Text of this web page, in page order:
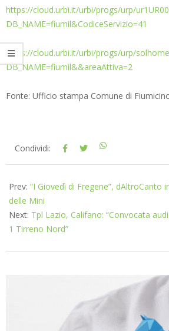
https://cloud.urbi.it/urbi/progs/urp/
DB_NAME=fiumil&CodiceServizio=41
https://cloud.urbi.it/urbi/progs/urp/
DB_NAME=fiumil&&areaAttiva=2
Fonte: Ufficio stampa Comune di
2026-
Condividi:
Prev: “I Giovedì di Fregene”, dAltroCanto
delle Mini
Next: Tpl Lazio, Califano: “Convocata
1 Tirreno Nord”